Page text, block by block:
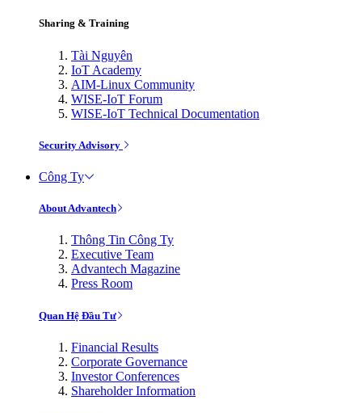
Sharing & Training
Tài Nguyên
IoT Academy
AIM-Linux Community
WISE-IoT Forum
WISE-IoT Technical Documentation
Security Advisory
Công Ty
About Advantech
Thông Tin Công Ty
Executive Team
Advantech Magazine
Press Room
Quan Hệ Đầu Tư
Financial Results
Corporate Governance
Investor Conferences
Shareholder Information